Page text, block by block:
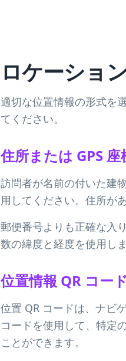
ロケーショ
適切な位置情報の形式を
てください。
住所または GPS 座
訪問者が名前の付いた建
用してください。住所が
郵便番号よりも正確な入
数の緯度と経度を使用しま
位置情報 QR コー
位置 QR コードは、ナビ
コードを使用して、特定
ことができます。